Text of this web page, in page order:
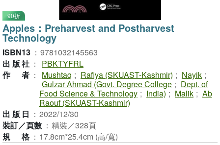
90折
Apples：Preharvest and Postharvest
Technology
ISBN13 ： 9781032145563
出版社 ：
PBKTYFRL
作者 ： Mushtaq ; Rafiya (SKUAST-Kashmir) ; Nayik ;
Gulzar Ahmad (Govt. Degree College ; Dept. of
Food Science & Technology ; India) ; Malik ; Ab
Raouf (SKUAST-Kashmir)
出版日 ： 2022/12/30
裝訂／頁數 ： 精裝／328頁
規格 ： 17.8cm*25.4cm (高/寬)